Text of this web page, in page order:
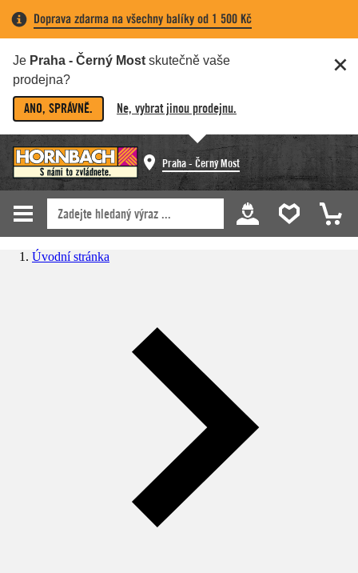
Doprava zdarma na všechny balíky od 1 500 Kč
Je Praha - Černý Most skutečně vaše
prodejna?
ANO, SPRÁVNĚ. Ne, vybrat jinou prodejnu.
Praha - Černý Most
Úvodní stránka